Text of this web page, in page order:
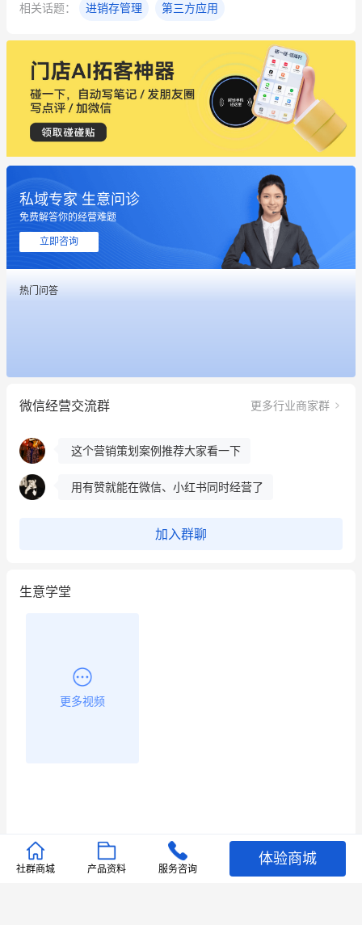
相关话题： 进销存管理 第三方应用
私域专家 生意问诊
免费解答你的经营难题
立即咨询
热门问答
微信经营交流群 更多行业商家群
这个营销策划案例推荐大家看一下
用有赞就能在微信、小红书同时经营了
餐饮也得靠私域和服务提高竞争力
昨晚的直播课程太好啦❤️
加入群聊
生意学堂
更多视频
推荐文章
社群商城 产品资料 服务咨询
体验商城